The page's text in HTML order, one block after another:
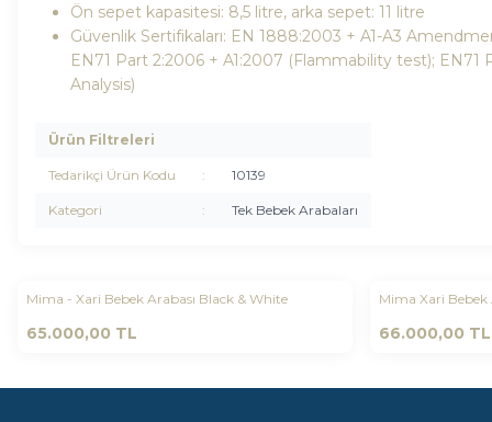
Ön sepet kapasitesi: 8,5 litre, arka sepet: 11 litre
Güvenlik Sertifikaları: EN 1888:2003 + A1-A3
EN71 Part 2:2006 + A1:2007 (Flammability test);
Analysis)
Ürün Filtreleri
Tedarikçi Ürün Kodu : 10139
Kategori : Tek Bebek Arabaları
Mima - Xari Bebek Arabası Black & White
65.000,00 TL
Mima Xari Bebek
66.000,00 TL